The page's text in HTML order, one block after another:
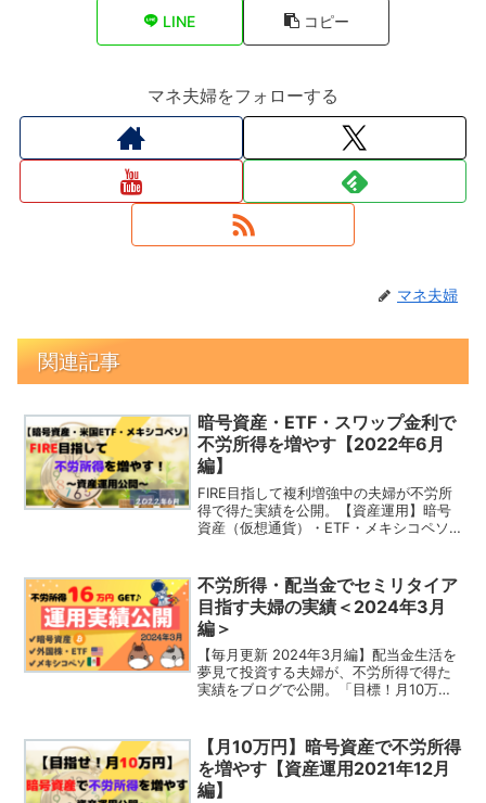
LINE コピー
マネ夫婦をフォローする
マネ夫婦
関連記事
暗号資産・ETF・スワップ金利で
不労所得を増やす【2022年6月
編】
FIRE目指して複利増強中の夫婦が不労所
得で得た実績を公開。【資産運用】暗号
資産（仮想通貨）・ETF・メキシコペソ
不労所得・配当金でセミリタイア
目指す夫婦の実績＜2024年3月
編＞
【毎月更新 2024年3月編】配当金生活を
夢見て投資する夫婦が、不労所得で得た
実績をブログで公開。「目標！月10万
【月10万円】暗号資産で不労所得
を増やす【資産運用2021年12月
編】